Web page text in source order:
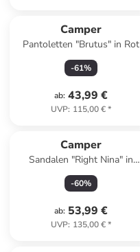
Camper
Pantoletten "Brutus" in Rot
-61%
ab: 43,99 €
UVP: 115,00 €*
Camper
Sandalen "Right Nina" in
Creme
-60%
ab: 53,99 €
UVP: 135,00 €*